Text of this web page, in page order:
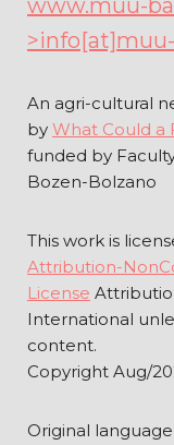
www.muu-
An agri-cultural
by What Could a
funded by
Bozen-Bolzano
This work is
Attribution-
License
International
content.
Copyright Aug/
Original